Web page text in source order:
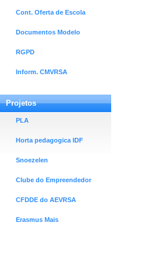
Cont. Oferta de Escola
Documentos Modelo
RGPD
Inform. CMVRSA
Projetos
PLA
Horta pedagogica IDF
Snoezelen
Clube do Empreendedor
CFDDE do AEVRSA
Erasmus Mais